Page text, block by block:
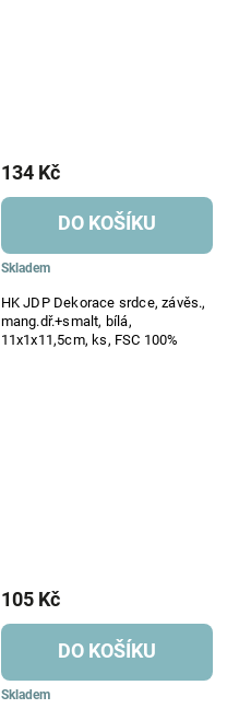
HK JDP Dekorace srdce, závěs.,
mang.dř.+smalt, bílá,
11x1x11,5cm, ks, FSC 100%
Skladem
134 Kč
DO KOŠÍKU
Skladem
105 Kč
DO KOŠÍKU